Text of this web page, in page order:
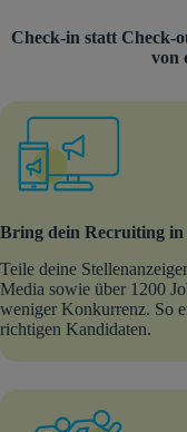
Check-in statt Check-
von
Bring dein Recruiting in
Teile deine
Media sowie über 1200
weniger Konkurrenz. So
richtigen Kandidaten.